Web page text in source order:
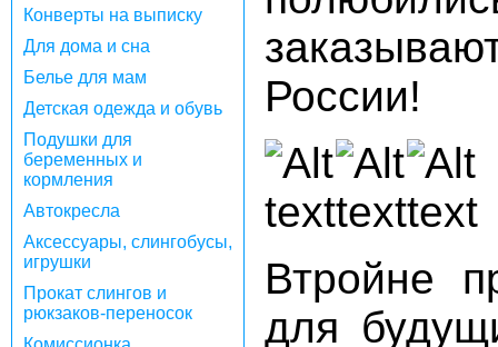
Конверты на выписку
Для дома и сна
Белье для мам
Детская одежда и обувь
Подушки для
беременных и
кормления
Автокресла
Аксессуары, слингобусы,
игрушки
Прокат слингов и
рюкзаков-переносок
России!
Втройне
для